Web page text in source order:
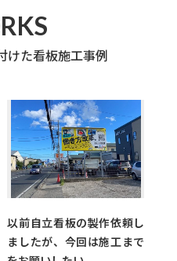
けた看板施工事例
以前自立看板の製作依頼し
ましたが、今回は施工まで